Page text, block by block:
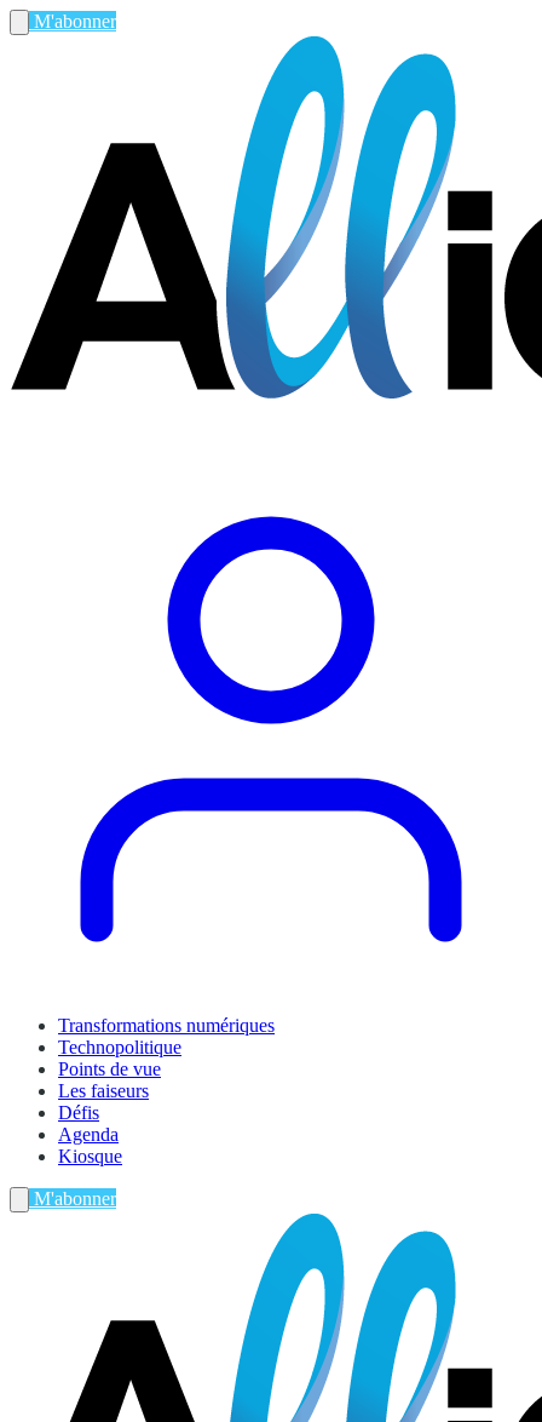
M'abonner
Transformations numériques
Technopolitique
Points de vue
Les faiseurs
Défis
Agenda
Kiosque
M'abonner